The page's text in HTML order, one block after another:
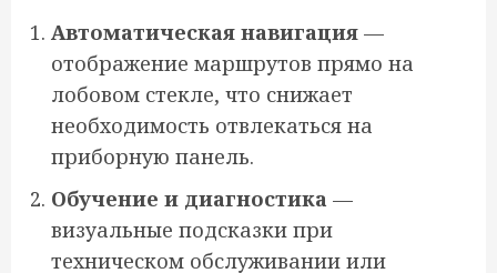
Автоматическая навигация —
отображение маршрутов прямо на
лобовом стекле, что снижает
необходимость отвлекаться на
приборную панель.
Обучение и диагностика —
визуальные подсказки при
техническом обслуживании или